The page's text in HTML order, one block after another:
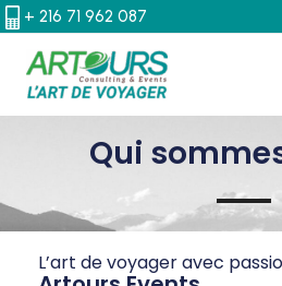
ALLER
AU
CONTENU
+ 216 71 962 087
Qui
L’art de voyager avec